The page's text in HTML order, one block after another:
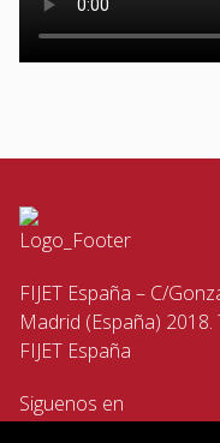
FIJET España – C/
Madrid (España)
FIJET España
Siguenos en